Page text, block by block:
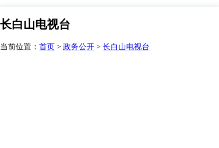
长白山电视台
当前位置： 首页 > 政务公开 > 长白山电视台